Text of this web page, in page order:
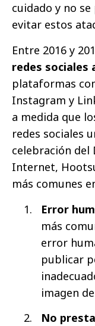
cuidado y no
evitar estos
Entre 2016 y
redes sociales
plataformas
Instagram y
a medida que
redes sociales
celebración del
Internet,
más comunes
Error
más
error
publicar
imagen
No